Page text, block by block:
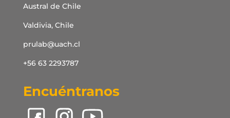
Austral de Chile
Valdivia, Chile
prulab@uach.cl
+56 63 2293787
Encuéntranos